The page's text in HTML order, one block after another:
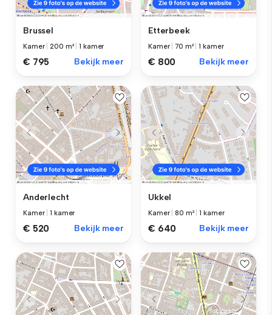
Brussel
Kamer |200 m² |1 kamer
€ 795 Bekijk meer
Etterbeek
Kamer |70 m² |1 kamer
€ 800 Bekijk meer
Anderlecht
Kamer |1 kamer
€ 520 Bekijk meer
Ukkel
Kamer |80 m² |1 kamer
€ 640 Bekijk meer